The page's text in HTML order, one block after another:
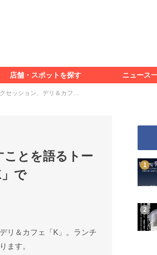
店舗・スポットを探す ニュース
セッション、デリ＆カフ…
ことを語るトー
で
リ＆カフェ「K」。ランチ
ます。